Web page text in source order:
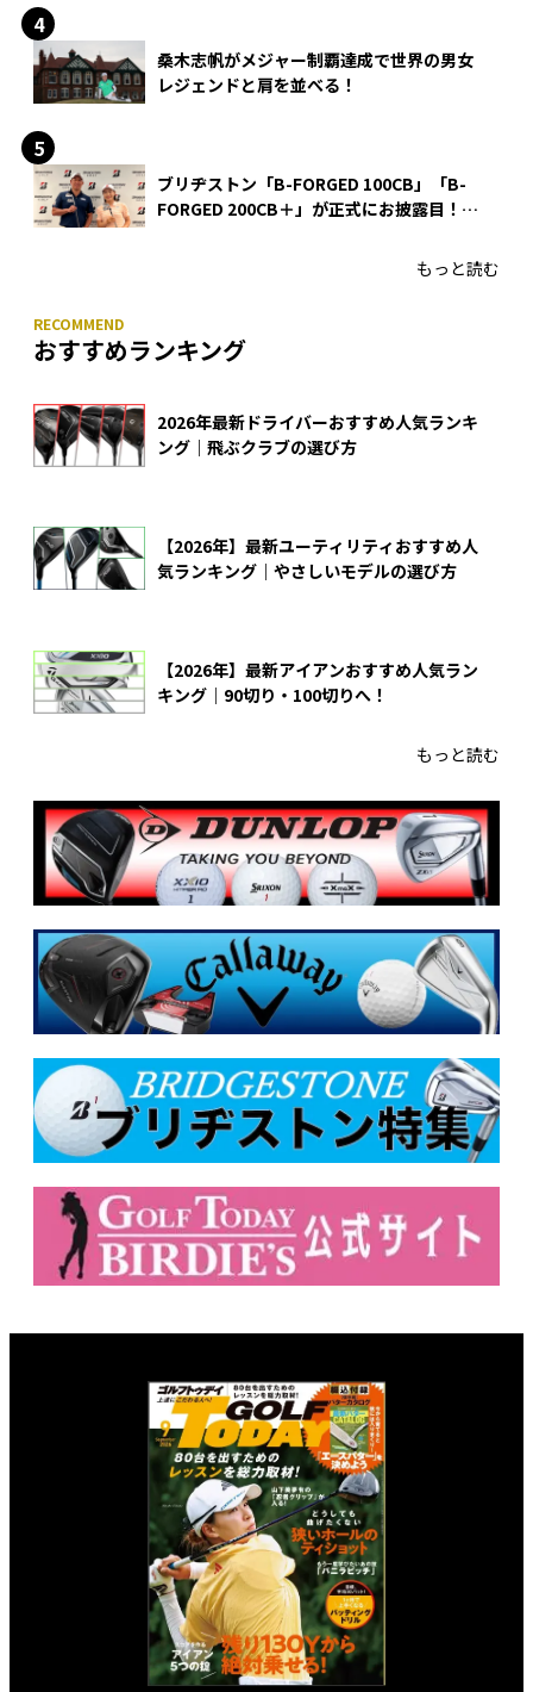
桑木志帆がメジャー制覇達成で世界の男女
レジェンドと肩を並べる！
ブリヂストン「B-FORGED 100CB」「B-
FORGED 200CB＋」が正式にお披露目！
もっと読む
おすすめランキング
2026年最新ドライバーおすすめ人気ランキ
ング｜飛ぶクラブの選び方
【2026年】最新ユーティリティおすすめ人
気ランキング｜やさしいモデルの選び方
【2026年】最新アイアンおすすめ人気ラン
キング｜90切り・100切りへ！
もっと読む